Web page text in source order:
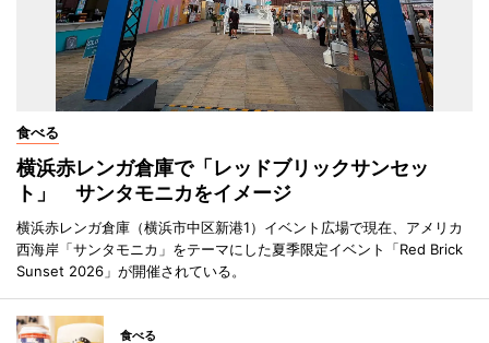
食べる
横浜赤レンガ倉庫で「レッドブリックサンセッ
ト」 サンタモニカをイメージ
横浜赤レンガ倉庫（横浜市中区新港1）イベント広場で現在、アメリカ
西海岸「サンタモニカ」をテーマにした夏季限定イベント「Red Brick
Sunset 2026」が開催されている。
食べる